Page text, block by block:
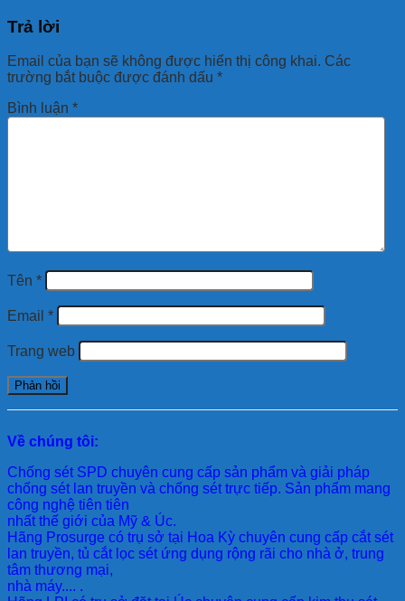
Trả lời
Email của bạn sẽ không được hiển thị công khai. Các
trường bắt buộc được đánh dấu *
Bình luận *
Tên *
Email *
Trang web
Về chúng tôi:
Chống sét SPD chuyên cung cấp sản phẩm và giải pháp
chống sét lan truyền và chống sét trực tiếp. Sản phẩm mang
công nghệ tiên tiên
nhất thế giới của Mỹ & Úc.
Hãng Prosurge có trụ sở tại Hoa Kỳ chuyên cung cấp cắt sét
lan truyền, tủ cắt lọc sét ứng dụng rộng rãi cho nhà ở, trung
tâm thương mại,
nhà máy.... .